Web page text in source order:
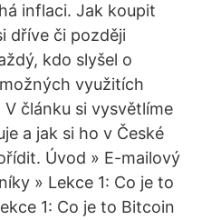
inflaci. Jak koupit
dříve či později
kdo slyšel o
využitích
článku si vysvětlíme
a jak si ho v České
Úvod » E-mailový
» Lekce 1: Co je to
1: Co je to Bitcoin